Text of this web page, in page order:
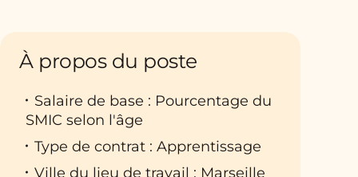
À propos du poste
Salaire de base : Pourcentage du
SMIC selon l'âge
Type de contrat : Apprentissage
Ville du lieu de travail : Marseille